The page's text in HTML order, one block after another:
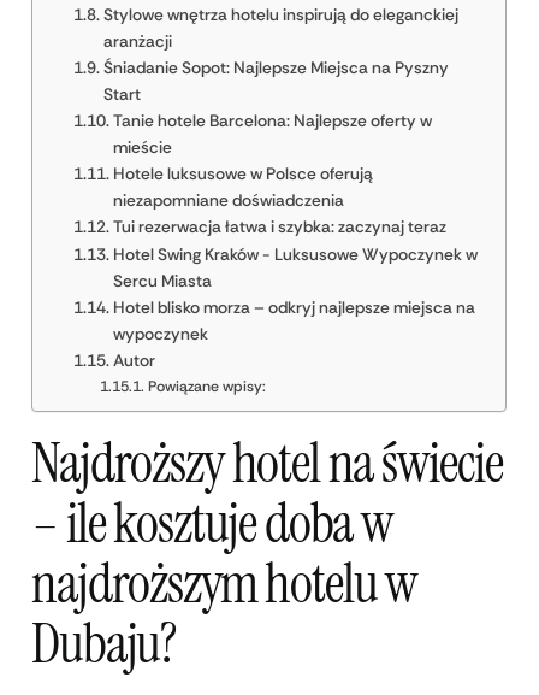
Stylowe wnętrza hotelu inspirują do eleganckiej
aranżacji
Śniadanie Sopot: Najlepsze Miejsca na Pyszny
Start
Tanie hotele Barcelona: Najlepsze oferty w
mieście
Hotele luksusowe w Polsce oferują
niezapomniane doświadczenia
Tui rezerwacja łatwa i szybka: zaczynaj teraz
Hotel Swing Kraków - Luksusowe Wypoczynek w
Sercu Miasta
Hotel blisko morza – odkryj najlepsze miejsca na
wypoczynek
Autor
Powiązane wpisy:
Najdroższy hotel na świecie
– ile kosztuje doba w
najdroższym hotelu w
Dubaju?